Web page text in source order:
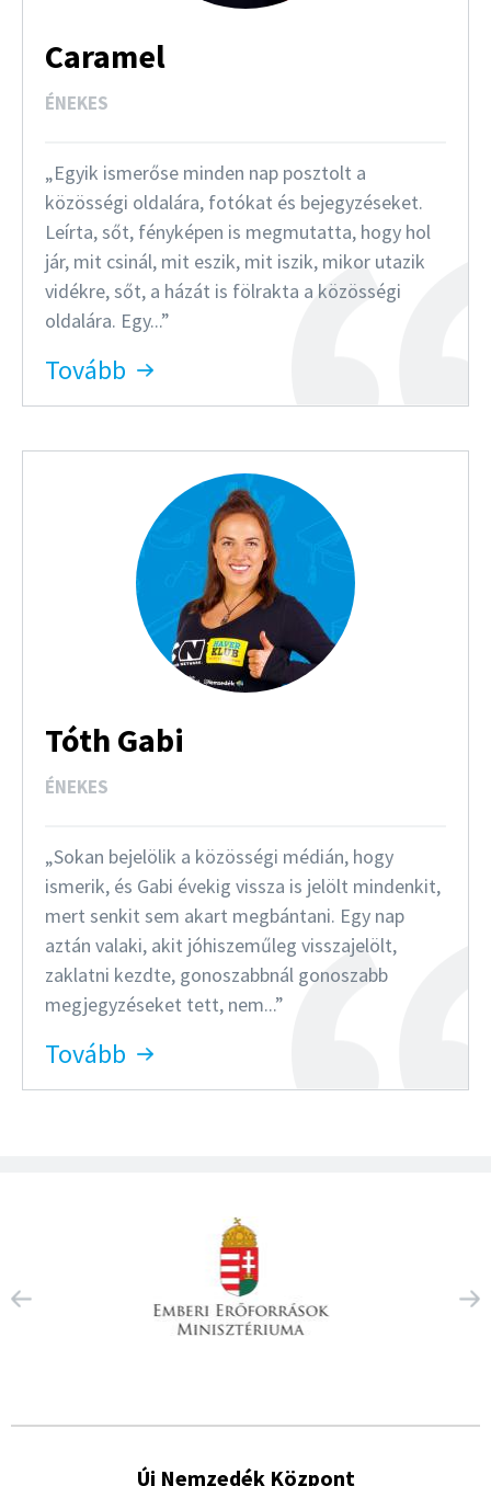
Caramel
ÉNEKES
Egyik ismerőse minden nap posztolt a
közösségi oldalára, fotókat és bejegyzéseket.
Leírta, sőt, fényképen is megmutatta, hogy hol
jár, mit csinál, mit eszik, mit iszik, mikor utazik
vidékre, sőt, a házát is fölrakta a közösségi
oldalára. Egy...
Tovább
Tóth Gabi
ÉNEKES
Sokan bejelölik a közösségi médián, hogy
ismerik, és Gabi évekig vissza is jelölt mindenkit,
mert senkit sem akart megbántani. Egy nap
aztán valaki, akit jóhiszeműleg visszajelölt,
zaklatni kezdte, gonoszabbnál gonoszabb
megjegyzéseket tett, nem...
Tovább
Új Nemzedék Központ